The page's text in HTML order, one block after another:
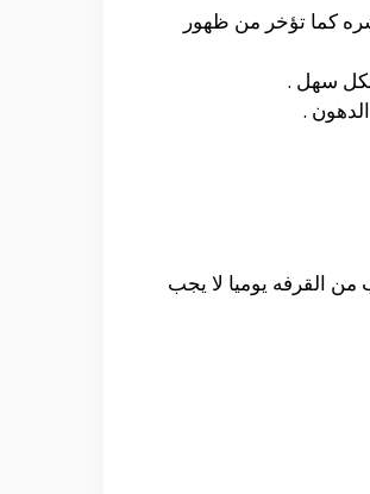
كما تؤخر من ظهور
سهل .
.
القرفه يوميا لا يجب